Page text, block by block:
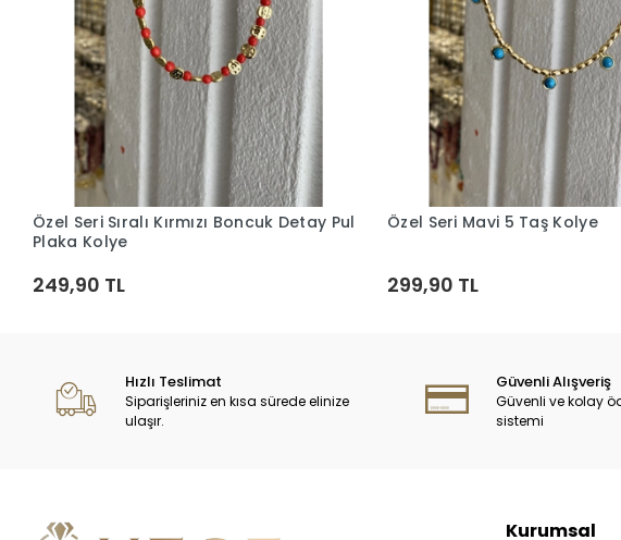
Sepete Ekle
Özel Seri Sıralı Kırmızı Boncuk Detay Pul
Plaka Kolye
249,90 TL
Sepete Ekle
Özel Seri Mavi 5 Taş Kolye
299,90 TL
Hızlı Teslimat
Siparişleriniz en kısa sürede elinize
ulaşır.
Güvenli Alışveriş
Güvenli ve kolay
sistemi
Kurumsal